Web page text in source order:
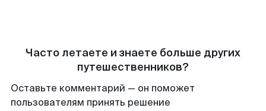
Часто летаете и знаете больше других
путешественников?
Оставьте комментарий — он поможет
пользователям принять решение